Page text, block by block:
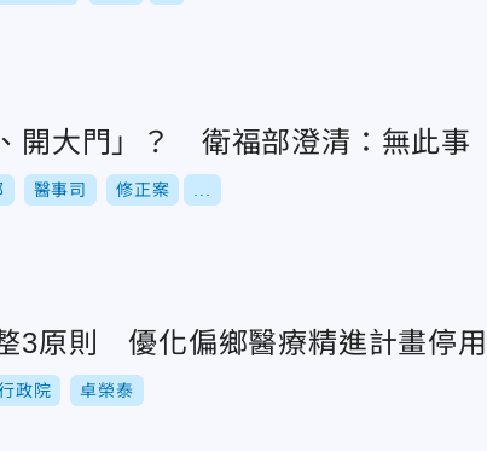
開大門」？ 衛福部澄清：無此事
醫事司 修正案
3原則 優化偏鄉醫療精進計畫停用
政院 卓榮泰